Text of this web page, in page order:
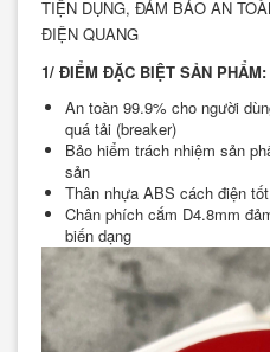
TIỆN DỤNG, ĐẢM BẢO AN
ĐIỆN QUANG
1/ ĐIỂM ĐẶC BIỆT SẢN PHẨM:
An toàn 99.9% cho người
quá tải (breaker)
Bảo hiểm trách nhiệm sản
sản
Thân nhựa ABS cách điện
Chân phích cắm D4.8mm
biến dạng